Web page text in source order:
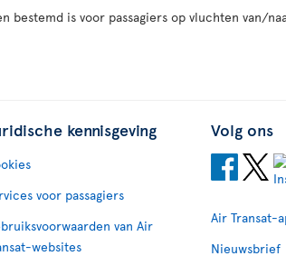
bestemd is voor passagiers op vluchten van/
kennisgeving
voor passagiers
van Air
websites
Volg ons
Air Transat-
Nieuwsbrief